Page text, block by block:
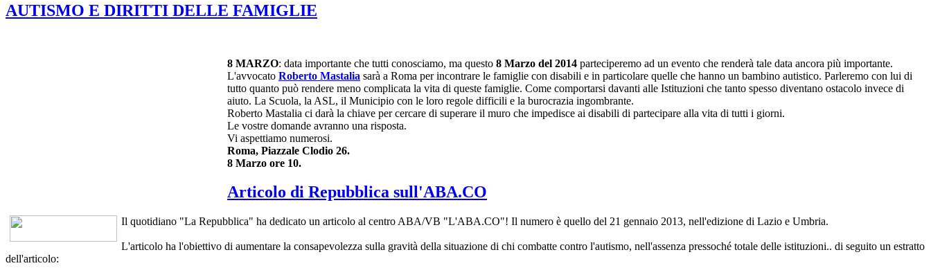
AUTISMO E DIRITTI DELLE FAMIGLIE
8 MARZO: data importante che tutti conosciamo, ma questo 8 Marzo del 2014 parteciperemo ad un evento che renderà tale data ancora più importante.
L'avvocato Roberto Mastalia sarà a Roma per incontrare le famiglie con disabili e in particolare quelle che hanno un bambino autistico. Parleremo con lui di
tutto quanto può rendere meno complicata la vita di queste famiglie. Come comportarsi davanti alle Istituzioni che tanto spesso diventano ostacolo invece di
aiuto. La Scuola, la ASL, il Municipio con le loro regole difficili e la burocrazia ingombrante.
Roberto Mastalia ci darà la chiave per cercare di superare il muro che impedisce ai disabili di partecipare alla vita di tutti i giorni.
Le vostre domande avranno una risposta.
Vi aspettiamo numerosi.
Roma, Piazzale Clodio 26.
8 Marzo ore 10.
Articolo di Repubblica sull'ABA.CO
Il quotidiano "La Repubblica" ha dedicato un articolo al centro ABA/VB "L'ABA.CO"! Il numero è quello del 21 gennaio 2013, nell'edizione di Lazio e Umbria.
L'articolo ha l'obiettivo di aumentare la consapevolezza sulla gravità della situazione di chi combatte contro l'autismo, nell'assenza pressoché totale delle istituzioni.. di seguito un estratto
dell'articolo: